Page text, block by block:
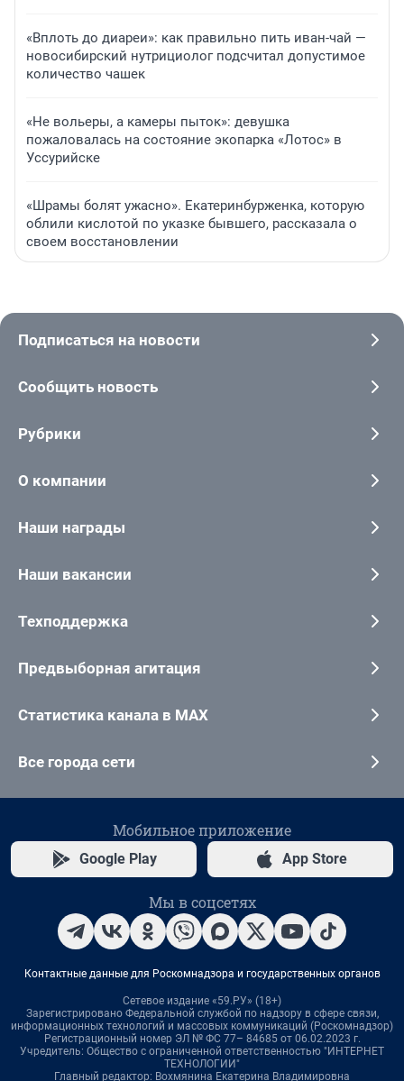
«Вплоть до диареи»: как правильно пить иван-чай —
новосибирский нутрициолог подсчитал допустимое
количество чашек
«Не вольеры, а камеры пыток»: девушка
пожаловалась на состояние экопарка «Лотос» в
Уссурийске
«Шрамы болят ужасно». Екатеринбурженка, которую
облили кислотой по указке бывшего, рассказала о
своем восстановлении
Подписаться на новости
Сообщить новость
Рубрики
О компании
Наши награды
Наши вакансии
Техподдержка
Предвыборная агитация
Статистика канала в MAX
Все города сети
Мобильное приложение
Google Play App Store
Мы в соцсетях
Контактные данные для Роскомнадзора и государственных органов
Сетевое издание «59.РУ» (18+)
Зарегистрировано Федеральной службой по надзору в сфере связи,
информационных технологий и массовых коммуникаций (Роскомнадзор)
Регистрационный номер ЭЛ № ФС 77– 84685 от 06.02.2023 г.
Учредитель: Общество с ограниченной ответственностью "ИНТЕРНЕТ
ТЕХНОЛОГИИ"
Главный редактор: Вохмянина Екатерина Владимировна